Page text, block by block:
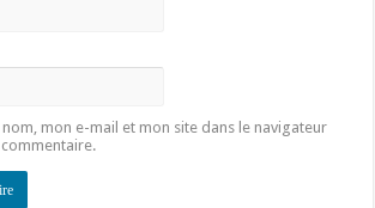
mon e-mail et mon site dans le navigateur